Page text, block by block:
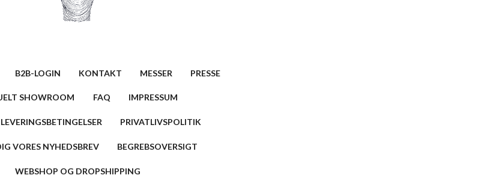
B2B-LOGIN KONTAKT MESSER PRESSE
SHOWROOM FAQ IMPRESSUM
PRIVATLIVSPOLITIK
VORES NYHEDSBREV BEGREBSOVERSIGT
WEBSHOP OG DROPSHIPPING